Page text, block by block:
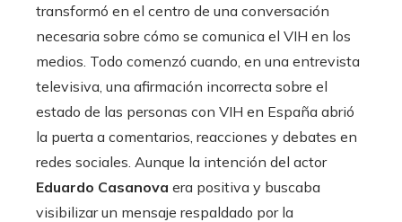
transformó en el centro de una conversación
necesaria sobre cómo se comunica el VIH en los
medios. Todo comenzó cuando, en una entrevista
televisiva, una afirmación incorrecta sobre el
estado de las personas con VIH en España abrió
la puerta a comentarios, reacciones y debates en
redes sociales. Aunque la intención del actor
Eduardo Casanova era positiva y buscaba
visibilizar un mensaje respaldado por la